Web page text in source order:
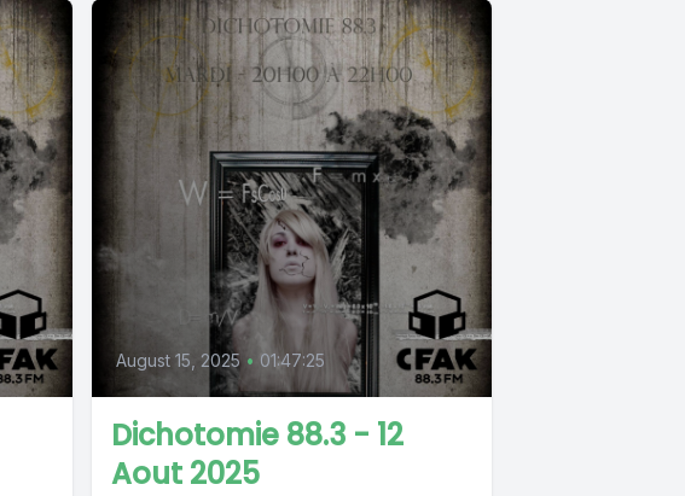
August 15, 2025 • 01:47:25
Dichotomie 88.3 - 12
Aout 2025